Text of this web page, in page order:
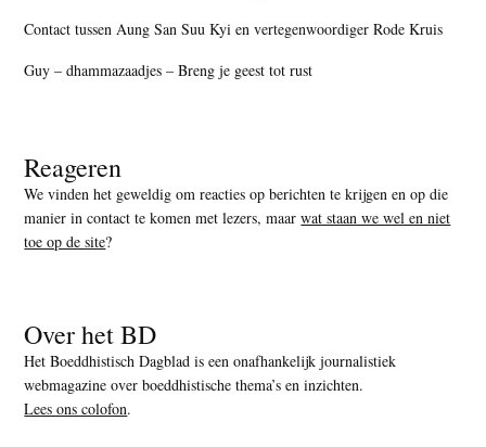
Contact tussen Aung San Suu Kyi en vertegenwoordiger Rode Kruis
Guy – dhammazaadjes – Breng je geest tot rust
Reageren
We vinden het geweldig om reacties op berichten te krijgen en op die
manier in contact te komen met lezers, maarwat staan we wel en niet
toe op de site?
Over het BD
Het Boeddhistisch Dagblad is een onafhankelijk journalistiek
webmagazine over boeddhistische thema’s en inzichten.
Lees ons colofon.